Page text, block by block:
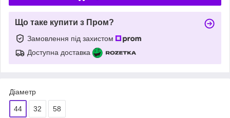
Що таке купити з Пром?
Замовлення під захистом
Доступна доставка
Діаметр
44 32 58